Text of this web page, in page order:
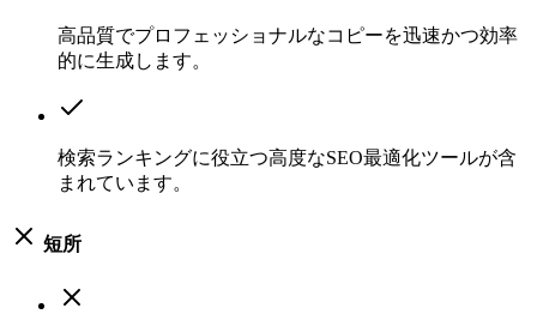
高品質でプロフェッショナルなコピーを迅速かつ効率
的に生成します。
検索ランキングに役立つ高度なSEO最適化ツールが含
まれています。
短所